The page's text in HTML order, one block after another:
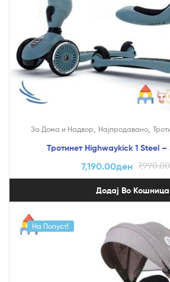
За Дома и Надвор, Најпродавано,
Тротинет Highwaykick 1 Steel
7,990.00
7,190.00ден
Додај Во Кошница
На Попуст!